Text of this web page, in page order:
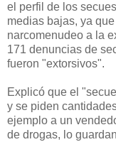
el perfil de los
medias bajas, ya
narcomenudeo a la
171 denuncias de
fueron "extorsivos".
Explicó que el
y se piden
ejemplo a un
de drogas, lo